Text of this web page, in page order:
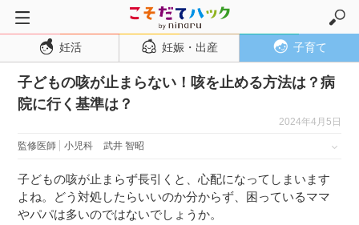
トップページ
妊活
妊娠・出産
妊娠中期
妊娠後期
妊活 妊娠・出産 子育て
子どもの咳が止まらない！咳を止める方法は？病
院に行く基準は？
2024年4月5日
監修医師 小児科 武井 智昭
子どもの咳が止まらず長引くと、心配になってしまいます
よね。どう対処したらいいのか分からず、困っているママ
やパパは多いのではないでしょうか。